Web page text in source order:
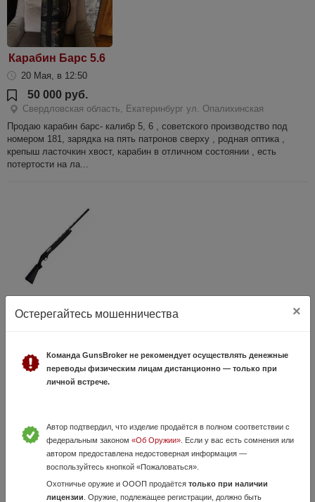
Карабин Барс 5.6
20 Мая, в 12:50
50 000 руб.
Свердловская область, Екатеринбург ул. Опалихинская
Продаю карабин барс- калибр 5, 6 , советского производство под
номером 181, зарядка на пять патронов сверху , родная оптика ,
крепыш ласточкин хвост, карабин в отличном состоянии , есть
потертости на ла...
HUGLU VEYRON RENOVA
HUGLU VEYRON RENOVA полуавтоматическое ружье 4+1, два
поршня, под магнум и обычный патрон. Очень легкое и прикладистое
Остерегайтесь мошенничества ×
Команда GunsBroker не рекомендует осуществлять денежные
переводы физическим лицам дистанционно — только при
личной встрече.
Автор подтвердил, что изделие продаётся в полном соответствии с
федеральным законом «Об Оружии». Если у вас есть сомнения или
автором предоставлена недостоверная информация —
воспользуйтесь кнопкой «Пожаловаться».
Охотничье оружие и ОООП продаётся только при наличии
лицензии . Оружие, подлежащее регистрации, должно быть